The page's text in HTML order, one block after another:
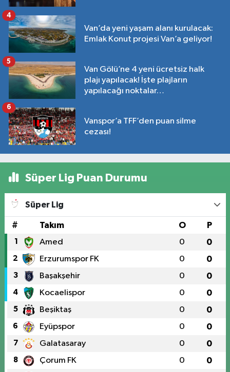
Van’da yeni yaşam alanı kurulacak:
Emlak Konut projesi Van’a geliyor!
4
Van Gölü’ne 4 yeni ücretsiz halk
plajı yapılacak! İşte plajların
yapılacağı noktalar…
5
Vanspor’a TFF’den puan silme
cezası!
6
Süper Lig Puan Durumu
Süper Lig
# Takım O P
1 Amed 0 0
2 Erzurumspor FK 0 0
3 Başakşehir 0 0
4 Kocaelispor 0 0
5 Beşiktaş 0 0
6 Eyüpspor 0 0
7 Galatasaray 0 0
8 Çorum FK 0 0